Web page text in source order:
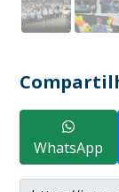
WhatsApp